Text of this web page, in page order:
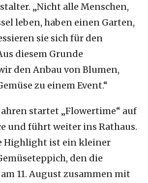
„Nicht alle Menschen,
leben, haben einen Garten,
sie sich für den
diesem Grunde
den Anbau von Blumen,
zu einem Event.“
startet „Flowertime“ auf
und führt weiter ins Rathaus.
Highlight ist ein kleiner
den die
11. August zusammen mit